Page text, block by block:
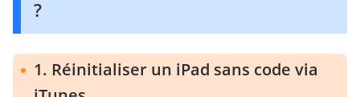
réussie
?
1. Réinitialiser un iPad sans code via